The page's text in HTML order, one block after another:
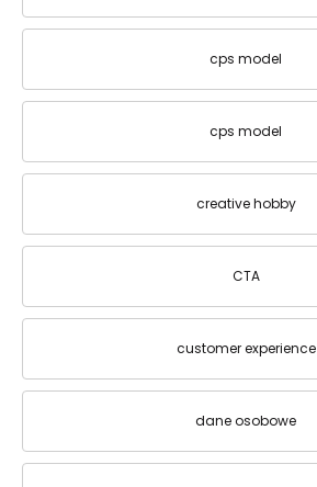
cps model
cps model
creative hobby
CTA
customer experience
dane osobowe